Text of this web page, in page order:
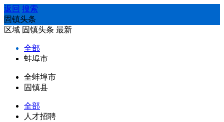
返回 搜索
固镇头条
区域 固镇头条 最新
全部
蚌埠市
全蚌埠市
固镇县
全部
人才招聘